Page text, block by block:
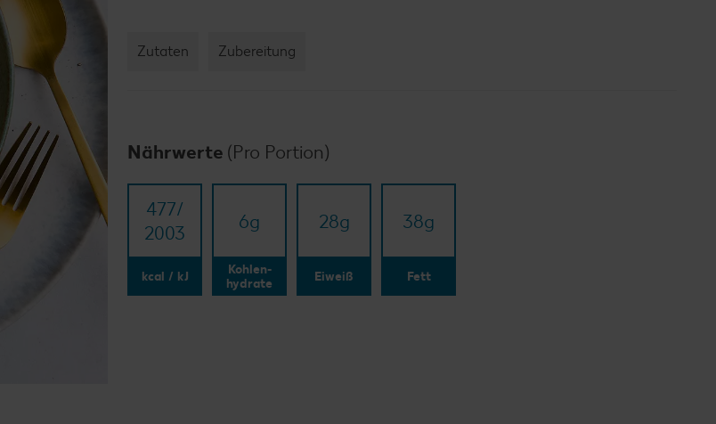
Zutaten Zubereitung
Nährwerte (Pro Portion)
477/​
2003
kcal / kJ
6g
Kohlen-
hydrate
28g
Eiweiß
38g
Fett